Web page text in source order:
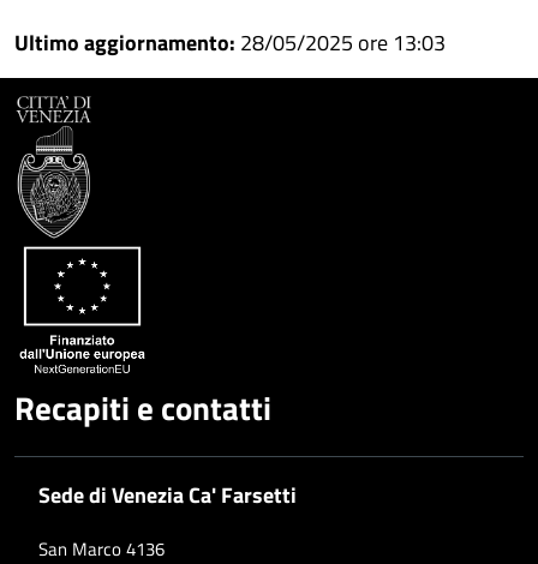
su
Facebook
Condividi
su
Condividi
Ultimo aggiornamento: 28/05/2025 ore 13:03
Recapiti e contatti
Sede di Venezia Ca' Farsetti
San Marco 4136